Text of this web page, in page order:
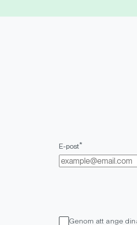
E-post*
Genom att ange